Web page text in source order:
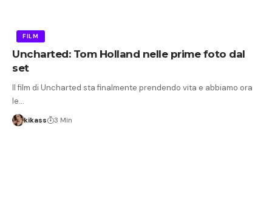
FILM
Uncharted: Tom Holland nelle prime foto dal
set
Il film di Uncharted sta finalmente prendendo vita e abbiamo ora
le…
kikass 3 Min